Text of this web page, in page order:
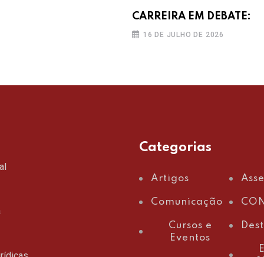
CARREIRA EM DEBATE:
16 DE JULHO DE 2026
Categorias
Artigos
Comunicação
Cursos e
Eventos